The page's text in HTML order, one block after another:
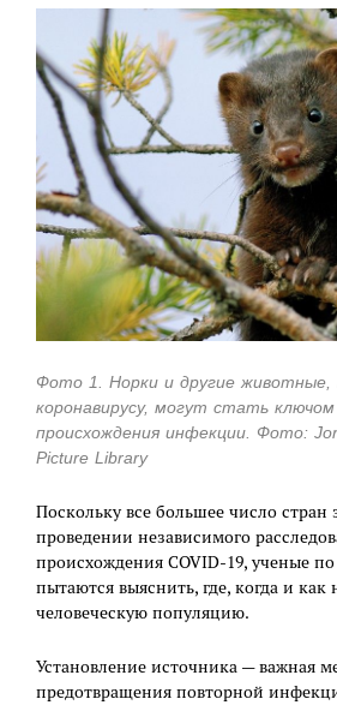
Фото 1. Норки и другие животные,
коронавирусу, могут стать ключом
происхождения инфекции. Фото:
Picture Library
Поскольку все большее число стран
проведении независимого
происхождения COVID-19, ученые
пытаются выяснить, где, когда и
человеческую популяцию.
Установление источника — важная
предотвращения повторной